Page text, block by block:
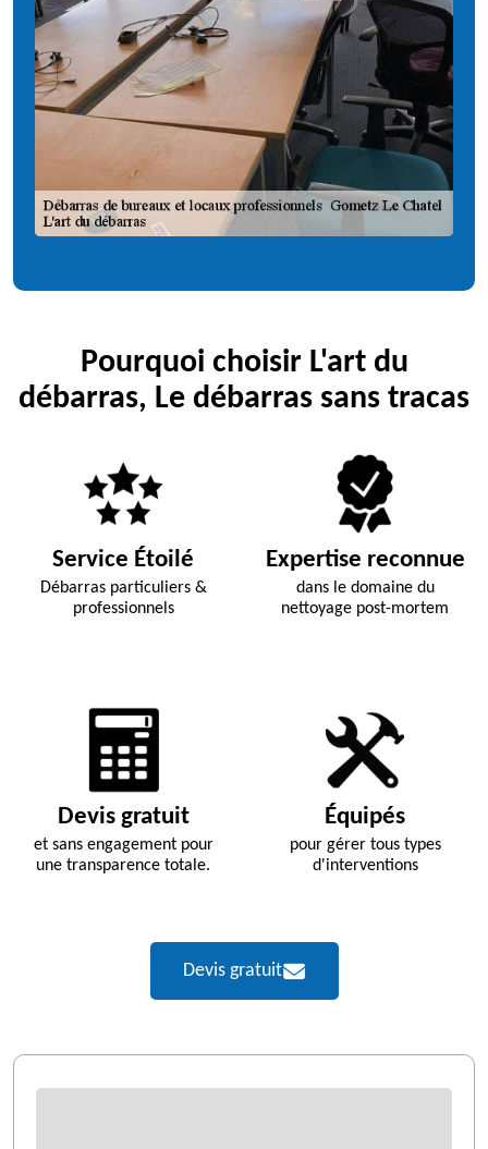
Pourquoi choisir L'art du
débarras, Le débarras sans tracas
Service Étoilé
Débarras particuliers &
professionnels
Expertise reconnue
dans le domaine du
nettoyage post-mortem
Devis gratuit
et sans engagement pour
une transparence totale.
Équipés
pour gérer tous types
d'interventions
Devis gratuit